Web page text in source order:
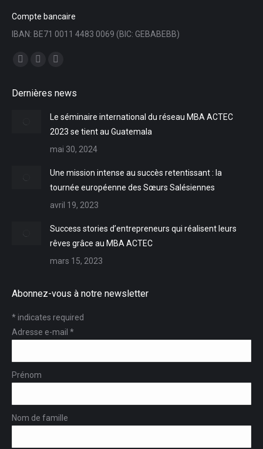
Compte bancaire
IBAN: BE71 0011 4483 0069 (BIC: GEBABEBB)
Trouvez nous sur :
opensopens
new
opens
new
Dernières news
Le séminaire international du réseau MBA ACTEC
2023 se tient au Guatemala
mai 30, 2024
Une mission intense au succès retentissant : la
tournée européenne des Sœurs Salésiennes
avril 19, 2023
Success stories d’entrepreneurs qui réalisent leurs
rêves grâce au MBA ACTEC
mars 15, 2023
Abonnez-vous à notre newsletter
*indicates required
Adresse e-mail *
Prénom
Nom de famille